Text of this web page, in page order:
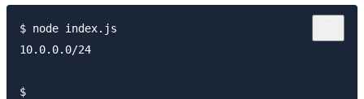
$ node index.js
10.0.0.0/24